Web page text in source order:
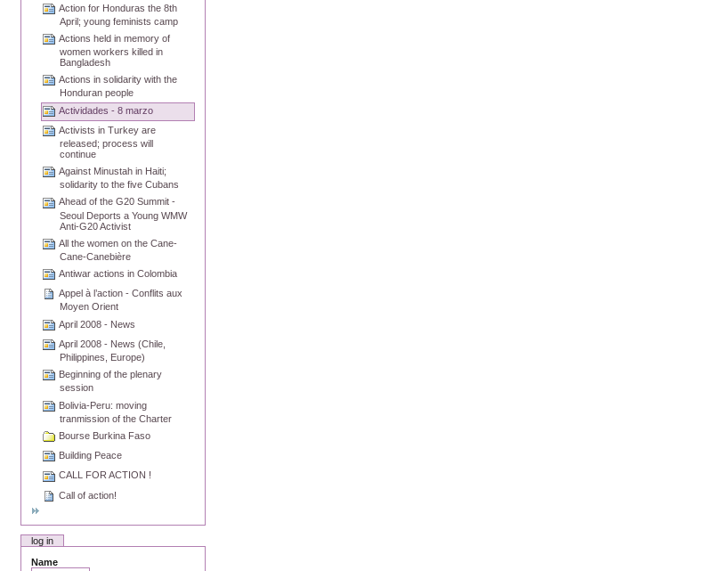
Action for Honduras the 8th
April; young feminists camp
Actions held in memory of
women workers killed in
Bangladesh
Actions in solidarity with the
Honduran people
Actividades - 8 marzo
Activists in Turkey are
released; process will
continue
Against Minustah in Haiti;
solidarity to the five Cubans
Ahead of the G20 Summit -
Seoul Deports a Young WMW
Anti-G20 Activist
All the women on the Cane-
Cane-Canebière
Antiwar actions in Colombia
Appel à l’action - Conflits aux
Moyen Orient
April 2008 - News
April 2008 - News (Chile,
Philippines, Europe)
Beginning of the plenary
session
Bolivia-Peru: moving
tranmission of the Charter
Bourse Burkina Faso
Building Peace
CALL FOR ACTION !
Call of action!
log in
Name